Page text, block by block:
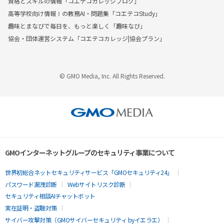
高等学校向け情報Ⅰの教務AI・問題集「コエテコStudy」
趣味とまなびで毎日を、もっと楽しく「趣味なび」
協会・団体運営システム「コエテコカレッジ|協会プラン」
© GMO Media, Inc. All Rights Reserved.
GMOインターネットグループのセキュリティ事業について
世界初総合ネットセキュリティサービス「GMOセキュリティ24」
パスワード漏洩診断
Webサイトリスク診断
セキュリティ相談AIチャットボット
実在証明・盗聴対策
サイバー攻撃対策（GMOサイバーセキュリティ byイエラエ）